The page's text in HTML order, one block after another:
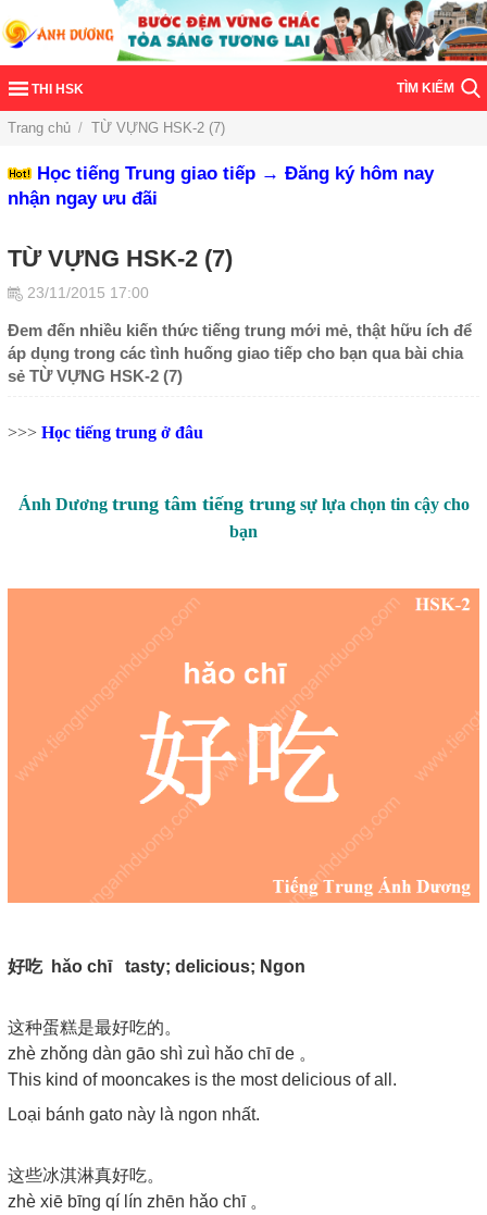
THI HSK TÌM KIẾM
Trang chủ / TỪ VỰNG HSK-2 (7)
Học tiếng Trung giao tiếp → Đăng ký hôm nay
nhận ngay ưu đãi
TỪ VỰNG HSK-2 (7)
23/11/2015 17:00
Đem đến nhiều kiến thức tiếng trung mới mẻ, thật hữu ích để
áp dụng trong các tình huống giao tiếp cho bạn qua bài chia
sẻ TỪ VỰNG HSK-2 (7)
>>> Học tiếng trung ở đâu
Ánh Dương trung tâm tiếng trungsự lựa chọn tin cậy cho
bạn
好吃hǎo chī tasty; delicious; Ngon
这种蛋糕是最好吃的。
zhè zhǒng dàn gāo shì zuì hǎo chī de 。
This kind of mooncakes is the most delicious of all.
Loại bánh gato này là ngon nhất.
这些冰淇淋真好吃。
zhè xiē bīng qí lín zhēn hǎo chī 。